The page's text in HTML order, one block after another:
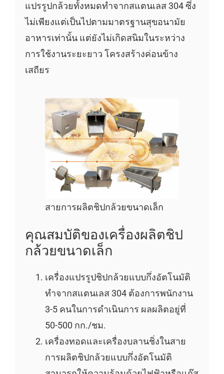
แปรรูปกล้วยทั้งหมดทำจากสแตนเลส 304 ซึ่ง
ไม่เพียงแต่เป็นไปตามมาตรฐานสุขอนามัย
อาหารเท่านั้น แต่ยังไม่เกิดสนิมในระหว่าง
การใช้งานระยะยาว โครงสร้างค่อนข้าง
เสถียร
สายการผลิตชิปกล้วยขนาดเล็ก
คุณสมบัติของเครื่องผลิตชิป
กล้วยขนาดเล็ก
เครื่องแปรรูปชิปกล้วยแบบกึ่งอัตโนมัติ
ทำจากสแตนเลส 304 ต้องการพนักงาน
3-5 คนในการดำเนินการ ผลผลิตอยู่ที่
50-500 กก./ชม.
เครื่องทอดและเครื่องบลานชิ่งในสาย
การผลิตชิปกล้วยแบบกึ่งอัตโนมัติ